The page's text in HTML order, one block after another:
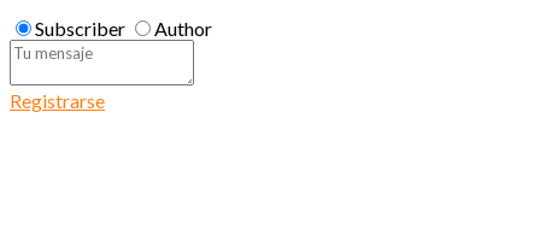
Subscriber
Author
Registrarse